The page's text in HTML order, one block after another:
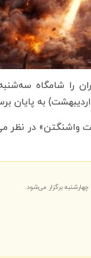
واشنگتن» در نظر
برگزار می‌شود.